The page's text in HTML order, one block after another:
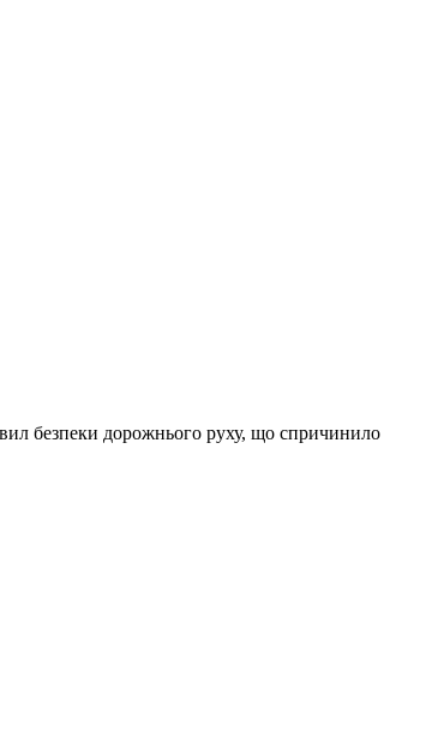
безпеки дорожнього руху, що спричинило